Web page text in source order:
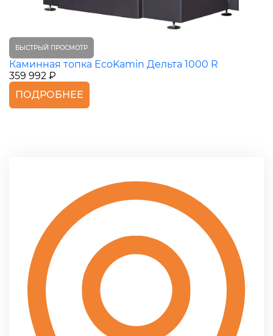
БЫСТРЫЙ ПРОСМОТР
Каминная топка EcoKamin Дельта 1000 R
359 992 ₽
ПОДРОБНЕЕ